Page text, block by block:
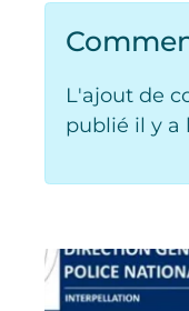
L'ajout de
publié il y a